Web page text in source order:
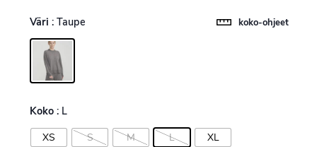
Väri : Taupe
Koko : L
XS S M L XL
koko-ohjeet